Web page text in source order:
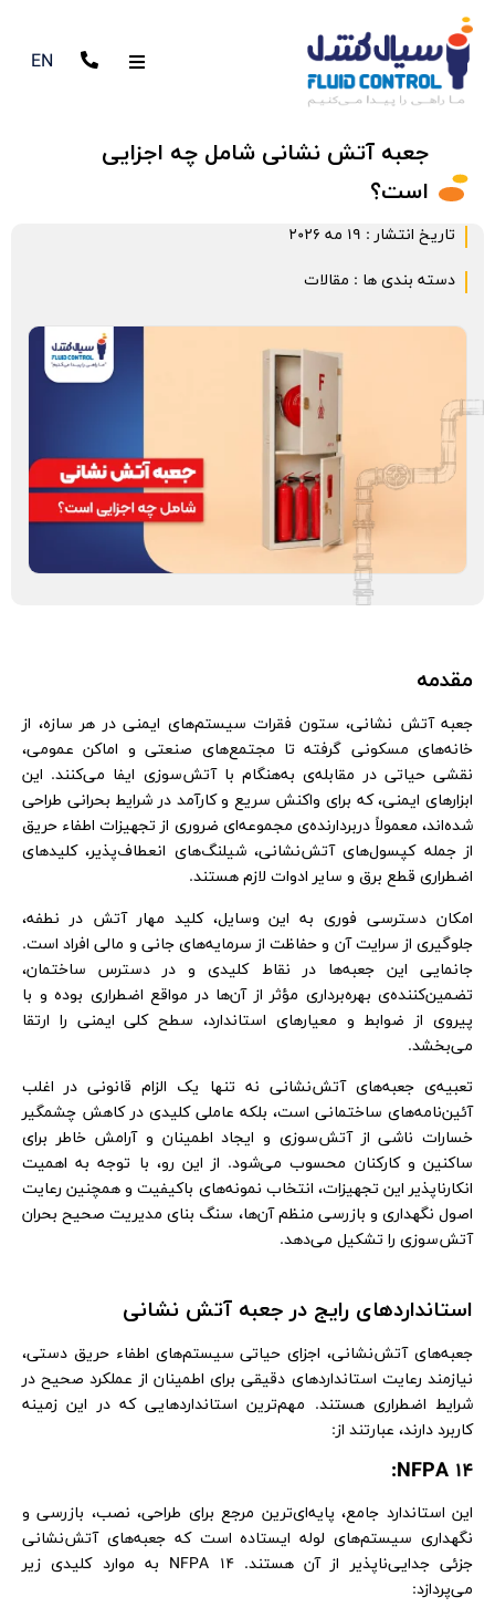
EN
جعبه آتش نشانی شامل چه اجزایی
است؟
تاریخ انتشار : 19 مه 2026
دسته بندی ها : مقالات
مقدمه
جعبه‌ آتش‌ نشانی، ستون فقرات سیستم‌های ایمنی در هر سازه، از
خانه‌های مسکونی گرفته تا مجتمع‌های صنعتی و اماکن عمومی،
نقشی حیاتی در مقابله‌ی به‌هنگام با آتش‌سوزی ایفا می‌کنند. این
ابزارهای ایمنی، که برای واکنش سریع و کارآمد در شرایط بحرانی طراحی
شده‌اند، معمولاً دربردارنده‌ی مجموعه‌ای ضروری از تجهیزات اطفاء حریق
از جمله کپسول‌های آتش‌نشانی، شیلنگ‌های انعطاف‌پذیر، کلیدهای
اضطراری قطع برق و سایر ادوات لازم هستند.
امکان دسترسی فوری به این وسایل، کلید مهار آتش در نطفه،
جلوگیری از سرایت آن و حفاظت از سرمایه‌های جانی و مالی افراد است.
جانمایی این جعبه‌ها در نقاط کلیدی و در دسترس ساختمان،
تضمین‌کننده‌ی بهره‌برداری مؤثر از آن‌ها در مواقع اضطراری بوده و با
پیروی از ضوابط و معیارهای استاندارد، سطح کلی ایمنی را ارتقا
می‌بخشد.
تعبیه‌ی جعبه‌های آتش‌نشانی نه تنها یک الزام قانونی در اغلب
آئین‌نامه‌های ساختمانی است، بلکه عاملی کلیدی در کاهش چشمگیر
خسارات ناشی از آتش‌سوزی و ایجاد اطمینان و آرامش خاطر برای
ساکنین و کارکنان محسوب می‌شود. از این رو، با توجه به اهمیت
انکارناپذیر این تجهیزات، انتخاب نمونه‌های باکیفیت و همچنین رعایت
اصول نگهداری و بازرسی منظم آن‌ها، سنگ بنای مدیریت صحیح بحران
آتش‌سوزی را تشکیل می‌دهد.
استانداردهای رایج در جعبه‌ آتش‌ نشانی
جعبه‌های آتش‌نشانی، اجزای حیاتی سیستم‌های اطفاء حریق دستی،
نیازمند رعایت استانداردهای دقیقی برای اطمینان از عملکرد صحیح در
شرایط اضطراری هستند. مهم‌ترین استانداردهایی که در این زمینه
کاربرد دارند، عبارتند از:
NFPA 14:
این استاندارد جامع، پایه‌ای‌ترین مرجع برای طراحی، نصب، بازرسی و
نگهداری سیستم‌های لوله ایستاده است که جعبه‌های آتش‌نشانی
جزئی جدایی‌ناپذیر از آن هستند. NFPA 14 به موارد کلیدی زیر
می‌پردازد: